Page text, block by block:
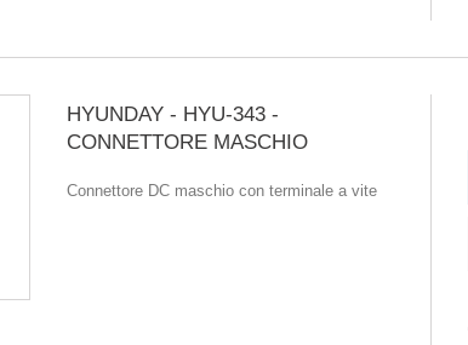
HYUNDAY - HYU-343 -
CONNETTORE MASCHIO
Connettore DC maschio con terminale a vite